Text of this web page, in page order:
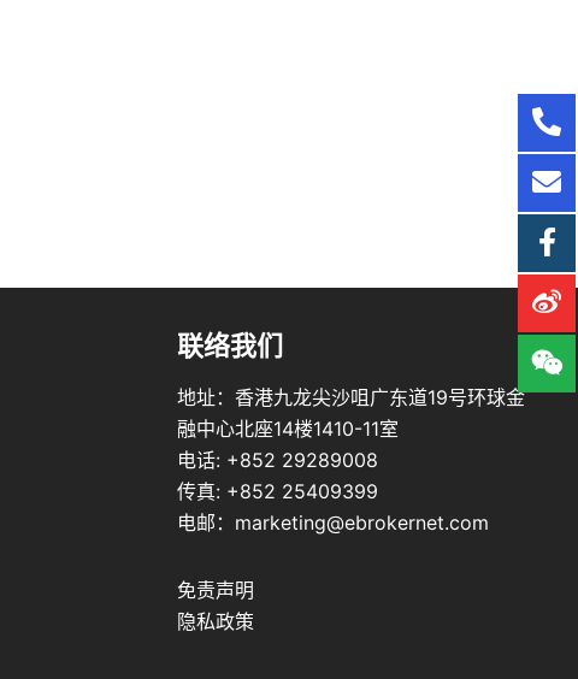
联络我们
地址：香港九龙尖沙咀广东道19号环球金
融中心北座14楼1410-11室
电话: +852 29289008
传真: +852 25409399
电邮：marketing@ebrokernet.com
免责声明
隐私政策